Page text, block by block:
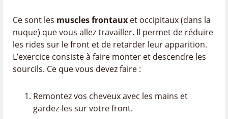
Ce sont les muscles frontaux et occipitaux (dans la
nuque) que vous allez travailler. Il permet de réduire
les rides sur le front et de retarder leur apparition.
L’exercice consiste à faire monter et descendre les
sourcils. Ce que vous devez faire :
Remontez vos cheveux avec les mains et
gardez-les sur votre front.